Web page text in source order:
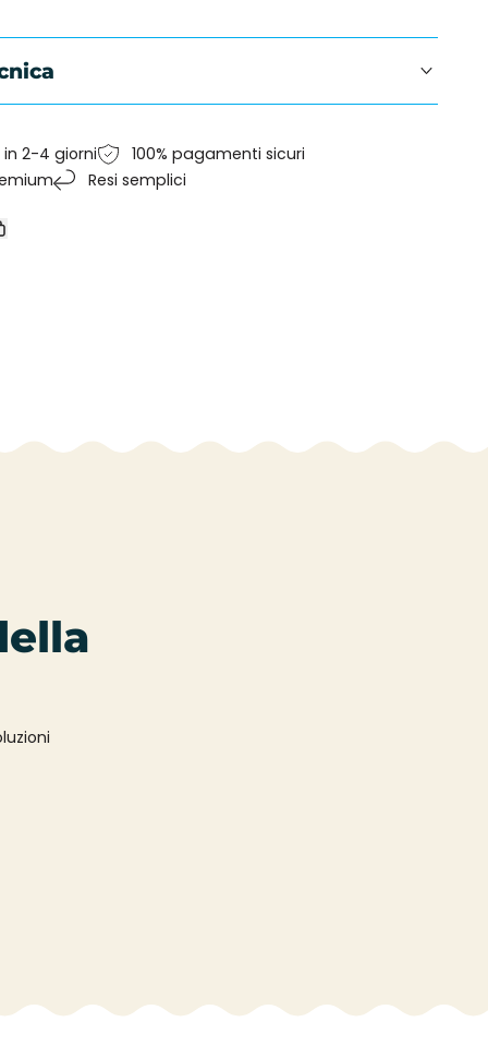
rosse
2-4 giorni
100% pagamenti sicuri
Resi semplici